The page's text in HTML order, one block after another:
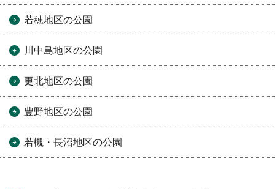
若穂地区の公園
川中島地区の公園
更北地区の公園
豊野地区の公園
若槻・長沼地区の公園